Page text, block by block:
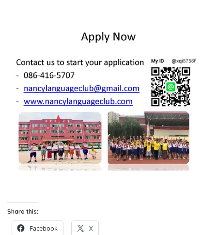
Share this:
Facebook X